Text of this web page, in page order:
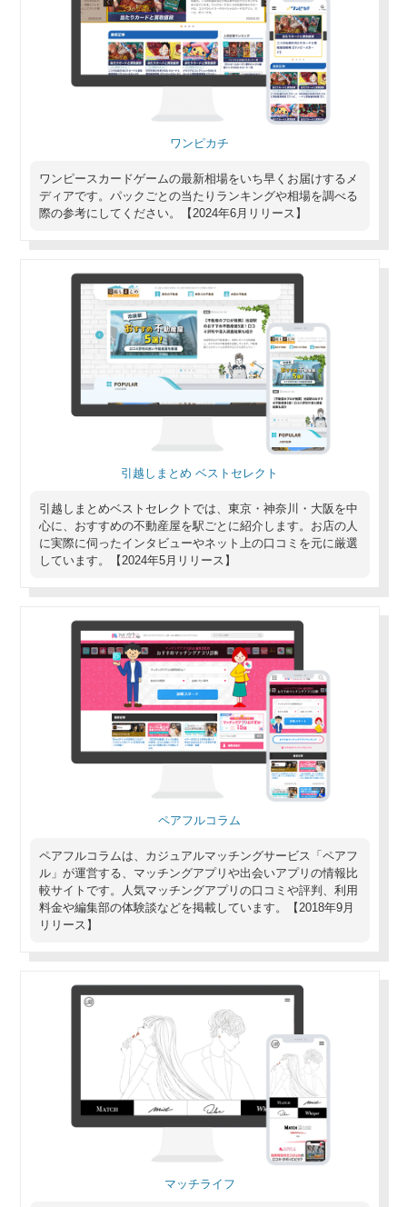
ワンピカチ
ワンピースカードゲームの最新相場をいち早くお届けするメ
ディアです。パックごとの当たりランキングや相場を調べる
際の参考にしてください。【2024年6月リリース】
引越しまとめ ベストセレクト
引越しまとめベストセレクトでは、東京・神奈川・大阪を中
心に、おすすめの不動産屋を駅ごとに紹介します。お店の人
に実際に伺ったインタビューやネット上の口コミを元に厳選
しています。【2024年5月リリース】
ペアフルコラム
ペアフルコラムは、カジュアルマッチングサービス「ペアフ
ル」が運営する、マッチングアプリや出会いアプリの情報比
較サイトです。人気マッチングアプリの口コミや評判、利用
料金や編集部の体験談などを掲載しています。【2018年9月
リリース】
マッチライフ